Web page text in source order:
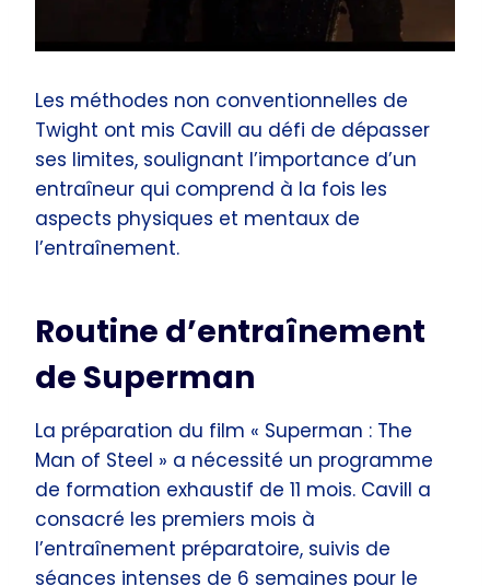
Les méthodes non conventionnelles de
Twight ont mis Cavill au défi de dépasser
ses limites, soulignant l’importance d’un
entraîneur qui comprend à la fois les
aspects physiques et mentaux de
l’entraînement.
Routine d’entraînement
de Superman
La préparation du film « Superman : The
Man of Steel » a nécessité un programme
de formation exhaustif de 11 mois. Cavill a
consacré les premiers mois à
l’entraînement préparatoire, suivis de
séances intenses de 6 semaines pour le